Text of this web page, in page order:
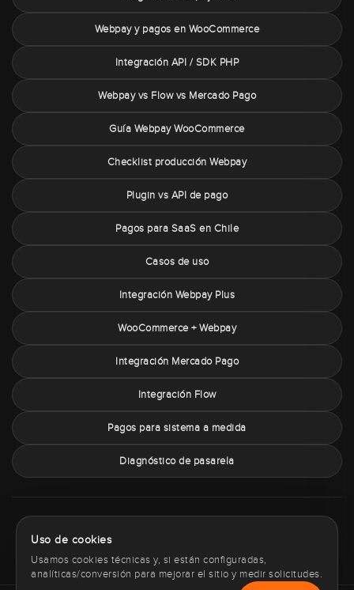
Webpay y pagos en WooCommerce
Integración API / SDK PHP
Webpay vs Flow vs Mercado Pago
Guía Webpay WooCommerce
Checklist producción Webpay
Plugin vs API de pago
Pagos para SaaS en Chile
Casos de uso
Integración Webpay Plus
WooCommerce + Webpay
Integración Mercado Pago
Integración Flow
Pagos para sistema a medida
Diagnóstico de pasarela
Política de cookies
Uso de cookies
Usamos cookies técnicas y, si están configuradas,
analíticas/conversión para mejorar el sitio y medir solicitudes.